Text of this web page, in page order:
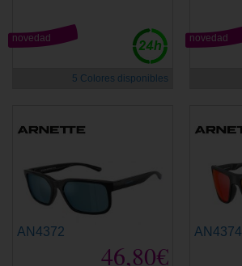
novedad
5 Colores disponibles
novedad
AN4372
46,80€
AN4374